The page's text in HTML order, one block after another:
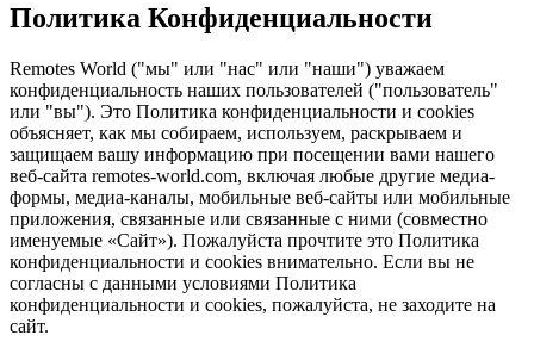
Политика Конфиденциальности
Remotes World ("мы" или "нас" или "наши") уважаем
конфиденциальность наших пользователей ("пользователь"
или "вы"). Это Политика конфиденциальности и cookies
объясняет, как мы собираем, используем, раскрываем и
защищаем вашу информацию при посещении вами нашего
веб-сайта remotes-world.com, включая любые другие медиа-
формы, медиа-каналы, мобильные веб-сайты или мобильные
приложения, связанные или связанные с ними (совместно
именуемые «Сайт»). Пожалуйста прочтите это Политика
конфиденциальности и cookies внимательно. Если вы не
согласны с данными условиями Политика
конфиденциальности и cookies, пожалуйста, не заходите на
сайт.